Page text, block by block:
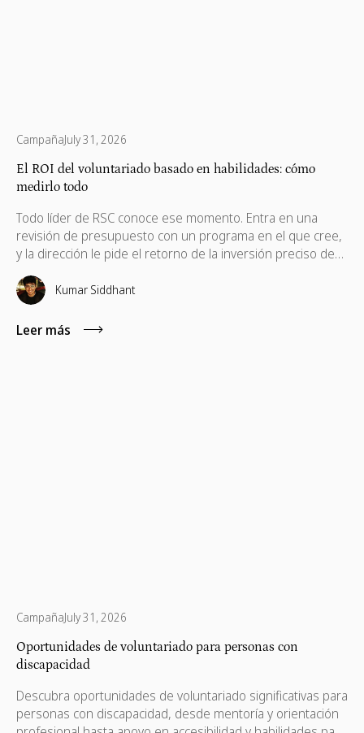
CampañaJuly 31, 2026
El ROI del voluntariado basado en habilidades: cómo
medirlo todo
Todo líder de RSC conoce ese momento. Entra en una
revisión de presupuesto con un programa en el que cree,
y la dirección le pide el retorno de la inversión preciso de
un programa de voluntariado basado en habilidades. En
estas situaciones, las métricas estándar, como el total de
horas registradas o las fotos de una jornada de
voluntariado, suelen quedarse cortas.
Kumar Siddhant
Leer más
CampañaJuly 31, 2026
Oportunidades de voluntariado para personas con
discapacidad
Descubra oportunidades de voluntariado significativas para
personas con discapacidad, desde mentoría y orientación